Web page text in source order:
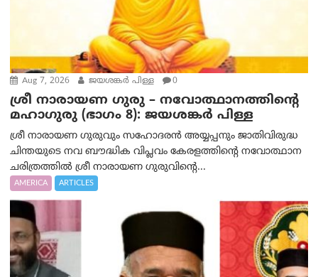
Aug 7, 2026 ജയശങ്കര്‍ പിള്ള 0
ശ്രീ നാരായണ ഗുരു – നവോത്ഥാനത്തിന്റെ
മഹാഗുരു (ഭാഗം 8): ജയശങ്കര്‍ പിള്ള
ശ്രീ നാരായണ ഗുരുവും സഹോദരൻ അയ്യപ്പനും ജാതിവിരുദ്ധ
ചിന്തയുടെ നവ ബൗദ്ധിക വിപ്ലവം കേരളത്തിന്റെ നവോത്ഥാന
ചരിത്രത്തിൽ ശ്രീ നാരായണ ഗുരുവിന്റെ...
AMERICA ARTICLES